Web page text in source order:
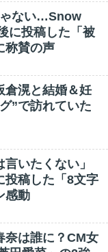
ない…Snow
に投稿した「被
称賛の声
倉滉と結婚＆妊
”で訪れていた
いたくない」
稿した「8文字
感動
奈は誰に？CM女